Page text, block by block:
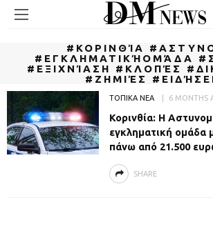
#ΚΟΡΙΝΘΊΑ
#ΕΓΚΛΗΜΑΤΙΚΉΟΜΆΔΑ
#ΕΞΙΧΝΊΑΣΗ #ΚΛΟΠΈΣ
#ΖΗΜΙΈΣ
ΤΟΠΙΚΑ ΝΕΑ 6 MONTHS
Κορινθία: Η
εγκληματική ομάδα
πάνω από 21.500
SHARE